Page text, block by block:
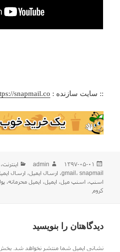
:: سایت سازنده : snapmail.co/
ارسال
شده
در
۱۳۹۷-۰۵-۰۱ نویسنده
admin دسته‌ها
اينترنت،
gmail ، snapmail ، ارسال ایمیل، ارسال
اسنپ، اسنپ میل، ایمیل، ایمیل محرمانه،
کروم
دیدگاهتان را بنویسید
نشانی ایمیل شما منتشر نخواهد شد.